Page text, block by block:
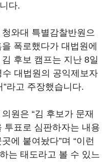
다.
와대 특별감찰반원으
폭로했다가 대법원에
후보 캠프는 지난 8일
대법원의 공익제보자
”라고 주장했습니다.
원은 “김 후보가 문재
투표로 심판하자는 내용
에 붙여놨다”며 “이런
는 태도라고 볼 수 있느